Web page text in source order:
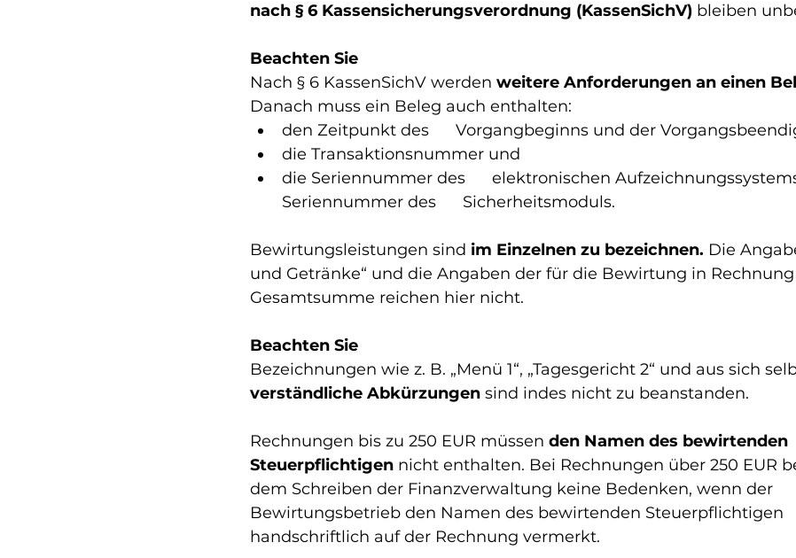
nach § 6 Kassensicherungsverordnung (KassenSichV) bleiben
Beachten Sie
Nach § 6 KassenSichV werden weitere Anforderungen an einen
Danach muss ein Beleg auch enthalten:
den Zeitpunkt des      Vorgangbeginns und der
die Transaktionsnummer und
die Seriennummer des      elektronischen
Seriennummer des      Sicherheitsmoduls.
Bewirtungsleistungen sind im Einzelnen zu bezeichnen. Die
und Getränke“ und die Angaben der für die Bewirtung in
Gesamtsumme reichen hier nicht.
Beachten Sie
Bezeichnungen wie z. B. „Menü 1“, „Tagesgericht 2“ und aus sich
verständliche Abkürzungen sind indes nicht zu beanstanden.
Rechnungen bis zu 250 EUR müssen den Namen des bewirtenden
Steuerpflichtigen nicht enthalten. Bei Rechnungen über 250 EUR
dem Schreiben der Finanzverwaltung keine Bedenken, wenn der
Bewirtungsbetrieb den Namen des bewirtenden Steuerpflichtigen
handschriftlich auf der Rechnung vermerkt.